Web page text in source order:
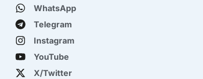
WhatsApp
Telegram
Instagram
YouTube
X/Twitter